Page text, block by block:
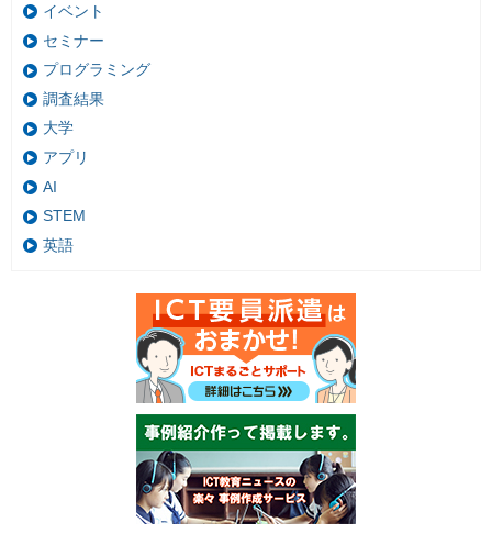
イベント
セミナー
プログラミング
調査結果
大学
アプリ
AI
STEM
英語